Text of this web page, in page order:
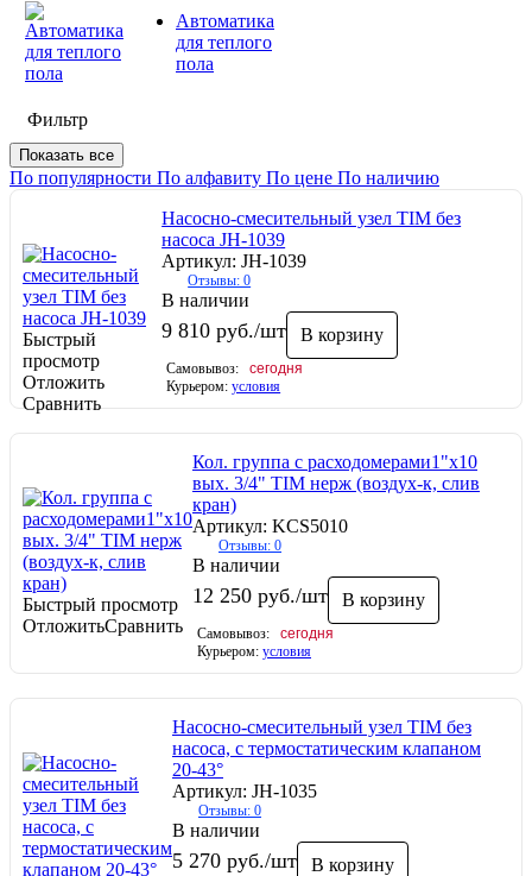
Автоматика
для теплого
пола
Фильтр
Показать все
По популярности По алфавиту По цене По наличию
Быстрый
просмотр
Отложить
Сравнить
Насосно-смесительный узел TIM без
насоса JH-1039
Артикул: JH-1039
Отзывы: 0
9 810 руб./шт В корзину
В наличии
Самовывоз:
сегодня
Курьером:условия
Быстрый просмотр
ОтложитьСравнить
Кол. группа с расходомерами1"х10
вых. 3/4" TIM нерж (воздух-к, слив
кран)
Артикул: KCS5010
Отзывы: 0
12 250 руб./шт В корзину
В наличии
Самовывоз:
сегодня
Курьером: условия
Насосно-смесительный узел TIM без
насоса, с термостатическим клапаном
20-43°
Артикул: JH-1035
Отзывы: 0
5 270 руб./шт В корзину
В наличии